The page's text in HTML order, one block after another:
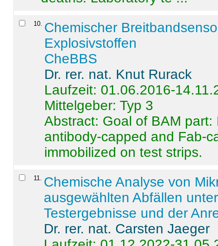
10 Chemischer
Explosivstoffen
CheBBS
Dr. rer. nat. Knut Rurack
Laufzeit: 01.06.2016-
Mittelgeber: Typ 3
Abstract: Goal of BAM
antibody-capped and Fab-
immobilized on test strips.
11
Chemische Analyse von
ausgewählten Abfällen
Testergebnisse und der
Dr. rer. nat. Carsten Jaeger